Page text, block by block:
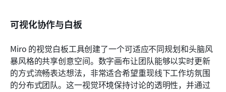
可视化协作与白板
Miro 的视觉白板工具创建了一个可适应不同规划和头脑风
暴风格的共享创意空间。数字画布让团队能够以实时更新
的方式流畅表达想法，非常适合希望重现线下工作坊氛围
的分布式团队。这一视觉环境保持讨论的透明性，并通过